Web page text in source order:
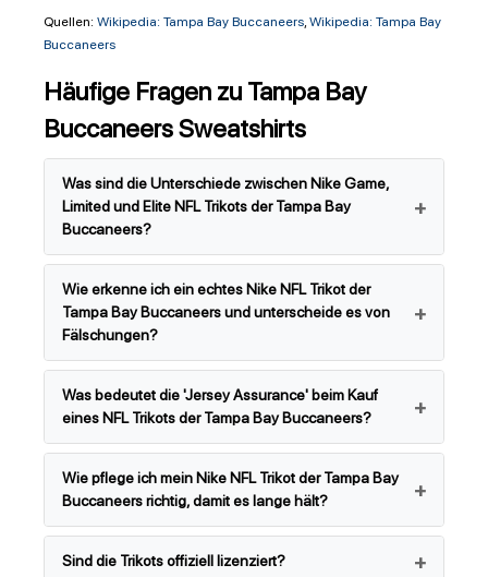
Quellen: Wikipedia: Tampa Bay Buccaneers, Wikipedia: Tampa Bay
Buccaneers
Häufige Fragen zu Tampa Bay
Buccaneers Sweatshirts
Was sind die Unterschiede zwischen Nike Game,
Limited und Elite NFL Trikots der Tampa Bay
Buccaneers?
Wie erkenne ich ein echtes Nike NFL Trikot der
Tampa Bay Buccaneers und unterscheide es von
Fälschungen?
Was bedeutet die 'Jersey Assurance' beim Kauf
eines NFL Trikots der Tampa Bay Buccaneers?
Wie pflege ich mein Nike NFL Trikot der Tampa Bay
Buccaneers richtig, damit es lange hält?
Sind die Trikots offiziell lizenziert?